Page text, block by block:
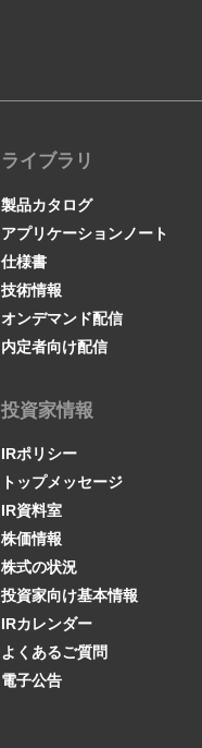
ライブラリ
製品カタログ
アプリケーションノート
仕様書
技術情報
オンデマンド配信
内定者向け配信
投資家情報
IRポリシー
トップメッセージ
IR資料室
株価情報
株式の状況
投資家向け基本情報
IRカレンダー
よくあるご質問
電子公告